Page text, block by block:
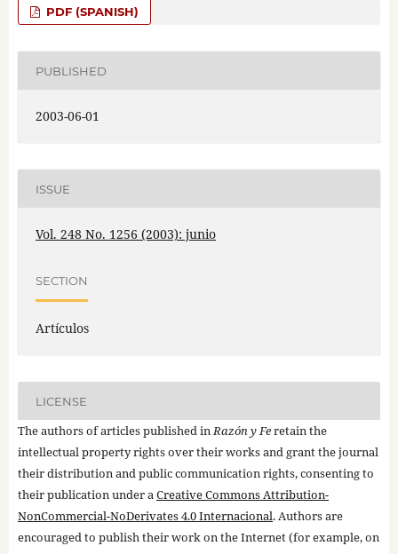
PDF (SPANISH)
PUBLISHED
2003-06-01
ISSUE
Vol. 248 No. 1256 (2003): junio
SECTION
Artículos
LICENSE
The authors of articles published inRazón y Feretain the
intellectual property rights over their works and grant the journal
their distribution and public communication rights, consenting to
their publication under aCreative Commons Attribution-
NonCommercial-NoDerivates 4.0 Internacional. Authors are
encouraged to publish their work on the Internet (for example, on